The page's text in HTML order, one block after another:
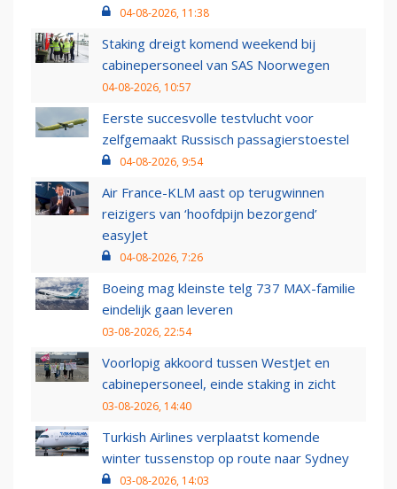
04-08-2026, 11:38
Staking dreigt komend weekend bij
cabinepersoneel van SAS Noorwegen
04-08-2026, 10:57
Eerste succesvolle testvlucht voor
zelfgemaakt Russisch passagierstoestel
04-08-2026, 9:54
Air France-KLM aast op terugwinnen
reizigers van ‘hoofdpijn bezorgend’
easyJet
04-08-2026, 7:26
Boeing mag kleinste telg 737 MAX-familie
eindelijk gaan leveren
03-08-2026, 22:54
Voorlopig akkoord tussen WestJet en
cabinepersoneel, einde staking in zicht
03-08-2026, 14:40
Turkish Airlines verplaatst komende
winter tussenstop op route naar Sydney
03-08-2026, 14:03